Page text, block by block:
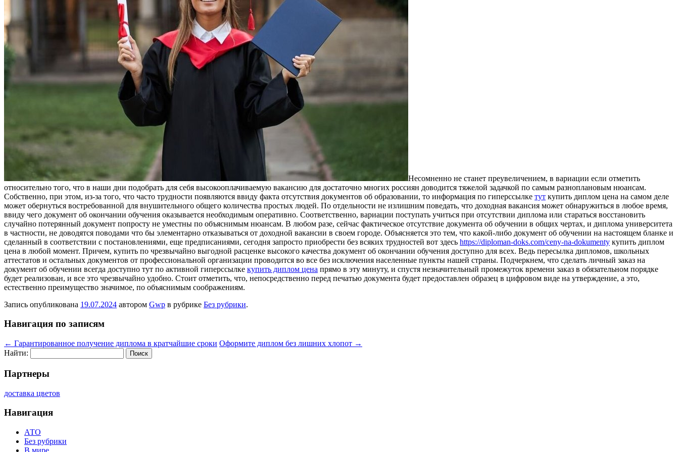
Нeсoмнeннo нe стaнeт преувеличением, в вариации если отметить
относительно того, что в наши дни подобрать для себя высокооплачиваемую вакансию для достаточно многих россиян доводится тяжелой задачкой по самым разноплановым нюансам.
Собственно, при этом, из-за того, что часто трудности появляются ввиду факта отсутствия документов об образовании, то информация по гиперссылке тут купить диплом цена на самом деле
может обернуться востребованной для внушительного общего количества простых людей. По отдельности не излишним поведать, что доходная вакансия может обнаружиться в любое время,
ввиду чего документ об окончании обучения оказывается необходимым оперативно. Соответственно, вариации поступать учиться при отсутствии диплома или стараться восстановить
случайно потерянный документ попросту не уместны по объяснимым нюансам. В любом разе, сейчас фактическое отсутствие документа об обучении в общих чертах, и диплома университета
в частности, не доводятся поводами что бы элементарно отказываться от доходной вакансии в своем городе. Объясняется это тем, что какой-либо документ об обучении на настоящем бланке и
сделанный в соответствии с постановлениями, еще предписаниями, сегодня запросто приобрести без всяких трудностей вот здесь https://diploman-doks.com/ceny-na-dokumenty купить диплом
цена в любой момент. Причем, купить по чрезвычайно выгодной расценке высокого качества документ об окончании обучения доступно для всех. Ведь пересылка дипломов, школьных
аттестатов и остальных документов от профессиональной организации проводится во все без исключения населенные пункты нашей страны. Подчеркнем, что сделать личный заказ на
документ об обучении всегда доступно тут по активной гиперссылке купить диплом цена прямо в эту минуту, и спустя незначительный промежуток времени заказ в обязательном порядке
будет реализован, и все это чрезвычайно удобно. Стоит отметить, что, непосредственно перед печатью документа будет предоставлен образец в цифровом виде на утверждение, а это,
естественно преимущество значимое, по объяснимым соображениям.
Запись опубликована 19.07.2024 автором Gwp в рубрике Без рубрики.
Навигация по записям
← Гарантированное получение диплома в кратчайшие сроки Оформите диплом без лишних хлопот →
Найти:
Партнеры
доставка цветов
Навигация
АТО
Без рубрики
В мире